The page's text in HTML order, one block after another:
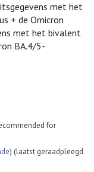
met het
+ de Omicron
met het bivalent
BA.4/5-
for
(laatst geraadpleegd